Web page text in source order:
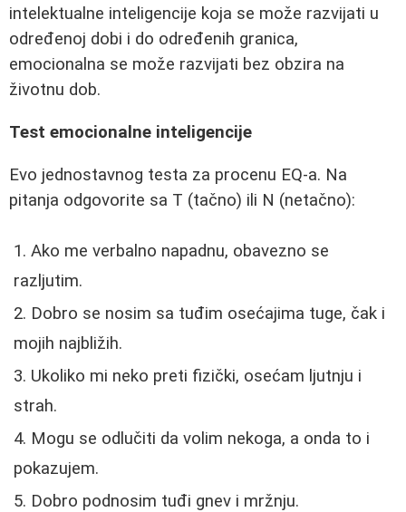
intelektualne inteligencije koja se može razvijati u
određenoj dobi i do određenih granica,
emocionalna se može razvijati bez obzira na
životnu dob.
Test emocionalne inteligencije
Evo jednostavnog testa za procenu EQ-a. Na
pitanja odgovorite sa T (tačno) ili N (netačno):
Ako me verbalno napadnu, obavezno se
razljutim.
Dobro se nosim sa tuđim osećajima tuge, čak i
mojih najbližih.
Ukoliko mi neko preti fizički, osećam ljutnju i
strah.
Mogu se odlučiti da volim nekoga, a onda to i
pokazujem.
Dobro podnosim tuđi gnev i mržnju.